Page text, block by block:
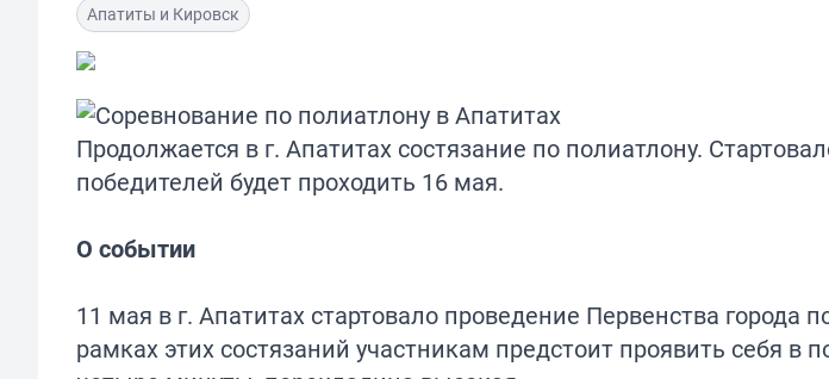
Апатиты и Кировск
Продолжается в г. Апатитах состязание по полиатлону.
победителей будет проходить 16 мая.
О событии
11 мая в г. Апатитах стартовало проведение Первенства города
рамках этих состязаний участникам предстоит проявить себя в